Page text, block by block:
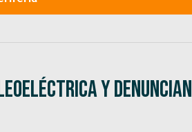
y denuncian